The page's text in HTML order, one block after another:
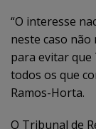
“O interesse
neste caso
para evitar
todos os que
Ramos-Horta.
O Tribunal de